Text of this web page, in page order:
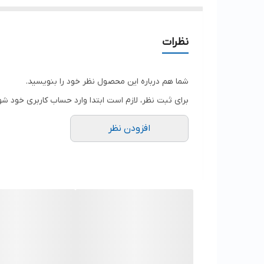
نظرات
شما هم درباره این محصول نظر خود را بنویسید.
برای ثبت نظر، لازم است ابتدا وارد حساب کاربری خود
افزودن نظر